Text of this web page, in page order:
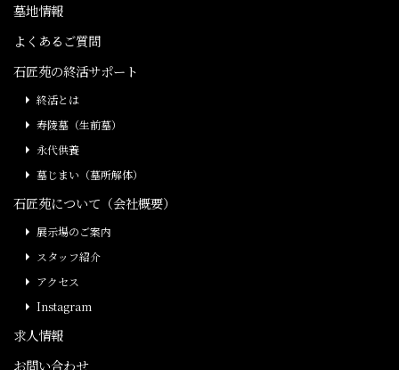
墓地情報
よくあるご質問
石匠苑の終活サポート
終活とは
寿陵墓（生前墓）
永代供養
墓じまい（墓所解体）
石匠苑について（会社概要）
展示場のご案内
スタッフ紹介
アクセス
Instagram
求人情報
お問い合わせ